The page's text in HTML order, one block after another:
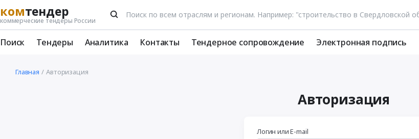
комтендер
коммерческие тендеры России
Поиск Тендеры Аналитика Контакты Тендерное сопровождение Электронная подпись
Главная Авторизация
Авторизация
Логин или E-mail